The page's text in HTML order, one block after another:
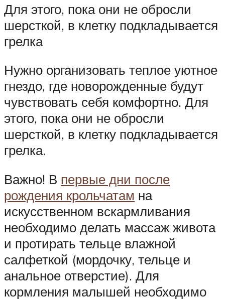
Для этого, пока они не обросли
шерсткой, в клетку подкладывается
грелка
Нужно организовать теплое уютное
гнездо, где новорожденные будут
чувствовать себя комфортно. Для
этого, пока они не обросли
шерсткой, в клетку подкладывается
грелка.
Важно! В первые дни после
рождения крольчатам на
искусственном вскармливания
необходимо делать массаж живота
и протирать тельце влажной
салфеткой (мордочку, тельце и
анальное отверстие). Для
кормления малышей необходимо